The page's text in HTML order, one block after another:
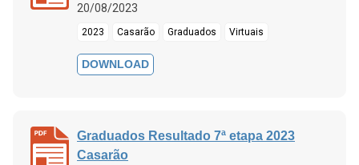
20/08/2023
2023 Casarão Graduados Virtuais
DOWNLOAD
Graduados Resultado 7ª etapa 2023
Casarão